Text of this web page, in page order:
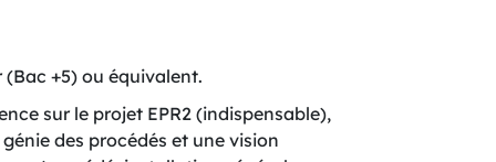
+5) ou équivalent.
sur le projet EPR2 (indispensable),
des procédés et une vision